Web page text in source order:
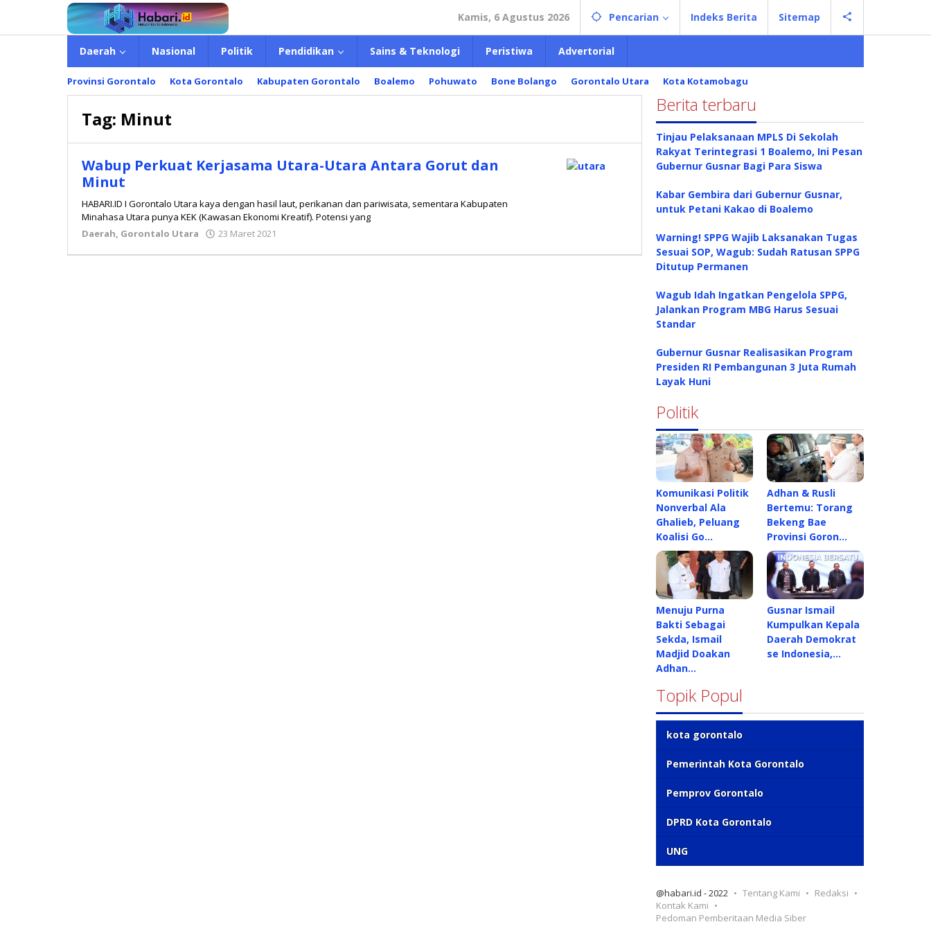
konten
Kamis, 6 Agustus 2026 Pencarian Indeks Berita Sitemap
Daerah Nasional Politik Pendidikan Sains & Teknologi Peristiwa Advertorial
Provinsi Gorontalo Kota Gorontalo Kabupaten Gorontalo Boalemo Pohuwato Bone Bolango Gorontalo Utara Kota Kotamobagu
Tag: Minut
Wabup Perkuat Kerjasama Utara-Utara Antara Gorut dan
Minut
HABARI.ID I Gorontalo Utara kaya dengan hasil laut, perikanan dan pariwisata, sementara Kabupaten
Minahasa Utara punya KEK (Kawasan Ekonomi Kreatif). Potensi yang
Daerah, Gorontalo Utara 23 Maret 2021
Berita terbaru
Tinjau Pelaksanaan MPLS Di Sekolah
Rakyat Terintegrasi 1 Boalemo, Ini Pesan
Gubernur Gusnar Bagi Para Siswa
Kabar Gembira dari Gubernur Gusnar,
untuk Petani Kakao di Boalemo
Warning! SPPG Wajib Laksanakan Tugas
Sesuai SOP, Wagub: Sudah Ratusan SPPG
Ditutup Permanen
Wagub Idah Ingatkan Pengelola SPPG,
Jalankan Program MBG Harus Sesuai
Standar
Gubernur Gusnar Realisasikan Program
Presiden RI Pembangunan 3 Juta Rumah
Layak Huni
Politik
Komunikasi Politik
Nonverbal Ala
Ghalieb, Peluang
Koalisi Go…
Adhan & Rusli
Bertemu: Torang
Bekeng Bae
Provinsi Goron…
Menuju Purna
Bakti Sebagai
Sekda, Ismail
Madjid Doakan
Adhan…
Gusnar Ismail
Kumpulkan Kepala
Daerah Demokrat
se Indonesia,…
Topik Popul
kota gorontalo
Pemerintah Kota Gorontalo
Pemprov Gorontalo
DPRD Kota Gorontalo
UNG
@habari.id - 2022 Tentang Kami
Redaksi
Kontak Kami
Pedoman Pemberitaan Media Siber